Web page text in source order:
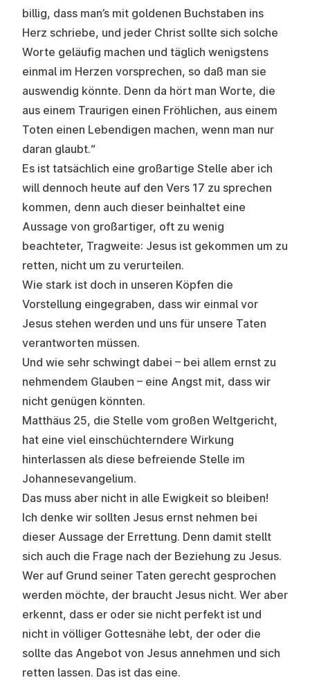
billig, dass man’s mit goldenen Buchstaben ins
Herz schriebe, und jeder Christ sollte sich solche
Worte geläufig machen und täglich wenigstens
einmal im Herzen vorsprechen, so daß man sie
auswendig könnte. Denn da hört man Worte, die
aus einem Traurigen einen Fröhlichen, aus einem
Toten einen Lebendigen machen, wenn man nur
daran glaubt.“
Es ist tatsächlich eine großartige Stelle aber ich
will dennoch heute auf den Vers 17 zu sprechen
kommen, denn auch dieser beinhaltet eine
Aussage von großartiger, oft zu wenig
beachteter, Tragweite: Jesus ist gekommen um zu
retten, nicht um zu verurteilen.
Wie stark ist doch in unseren Köpfen die
Vorstellung eingegraben, dass wir einmal vor
Jesus stehen werden und uns für unsere Taten
verantworten müssen.
Und wie sehr schwingt dabei – bei allem ernst zu
nehmendem Glauben – eine Angst mit, dass wir
nicht genügen könnten.
Matthäus 25, die Stelle vom großen Weltgericht,
hat eine viel einschüchterndere Wirkung
hinterlassen als diese befreiende Stelle im
Johannesevangelium.
Das muss aber nicht in alle Ewigkeit so bleiben!
Ich denke wir sollten Jesus ernst nehmen bei
dieser Aussage der Errettung. Denn damit stellt
sich auch die Frage nach der Beziehung zu Jesus.
Wer auf Grund seiner Taten gerecht gesprochen
werden möchte, der braucht Jesus nicht. Wer aber
erkennt, dass er oder sie nicht perfekt ist und
nicht in völliger Gottesnähe lebt, der oder die
sollte das Angebot von Jesus annehmen und sich
retten lassen. Das ist das eine.